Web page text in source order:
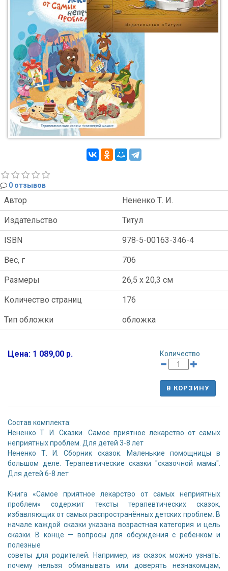
0 отзывов
Автор Нененко Т. И.
Издательство Титул
ISBN 978-5-00163-346-4
Вес, г 706
Размеры 26,5 x 20,3 см
Количество страниц 176
Тип обложки обложка
Цена: 1 089,00 р. Количество
В КОРЗИНУ
Cостав комплекта:
Нененко Т. И. Сказки. Самое приятное лекарство от самых
неприятных проблем. Для детей 3-8 лет
Нененко Т. И. Сборник сказок. Маленькие помощницы в
большом деле. Терапевтические сказки "сказочной мамы".
Для детей 6-8 лет
Книга «Самое приятное лекарство от самых неприятных
проблем» содержит тексты терапевтических сказок,
избавляющих от самых распространённых детских проблем. В
начале каждой сказки указана возрастная категория и цель
сказки. В конце — вопросы для обсуждения с ребенком и
полезные
советы для родителей. Например, из сказок можно узнать:
почему нельзя обманывать или доверять незнакомцам,